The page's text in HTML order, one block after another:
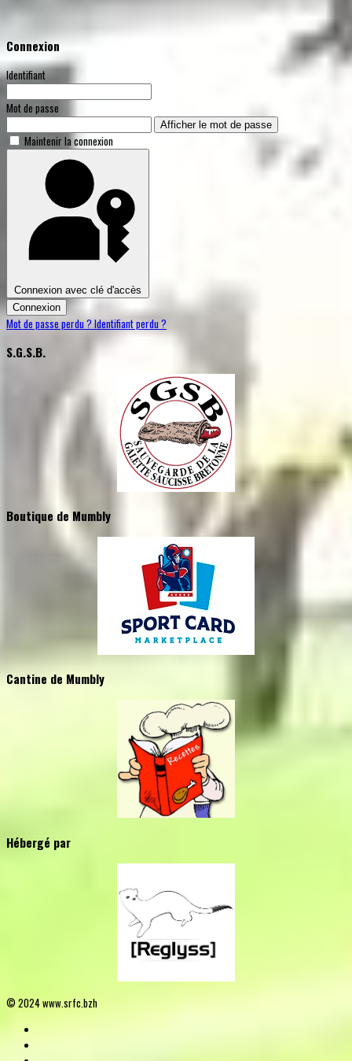
Connexion
Identifiant
Mot de passe
Afficher le mot de passe
Maintenir la connexion
Connexion avec clé d'accès
Connexion
Mot de passe perdu ?Identifiant perdu ?
S.G.S.B.
Boutique de Mumbly
Cantine de Mumbly
Hébergé par
© 2024 www.srfc.bzh